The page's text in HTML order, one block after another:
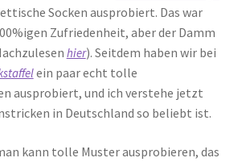
Socken ausprobiert. Das war
Zufriedenheit, aber der Damm
hier). Seitdem haben wir bei
ein paar echt tolle
ausprobiert, und ich verstehe jetzt
in Deutschland so beliebt ist.
kann tolle Muster ausprobieren, das